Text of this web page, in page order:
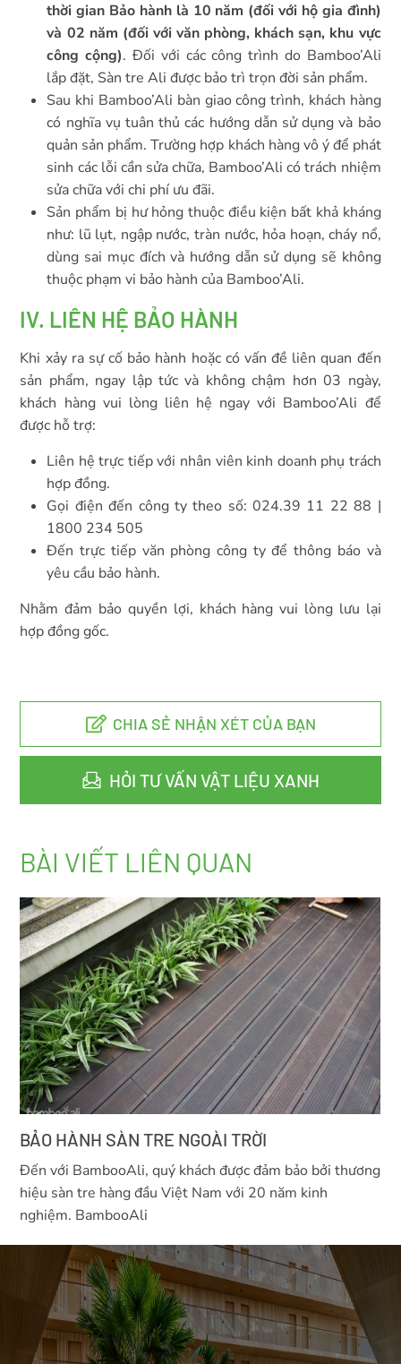
thời gian Bảo hành là 10 năm (đối với hộ gia đình)
và 02 năm (đối với văn phòng, khách sạn, khu vực
công cộng). Đối với các công trình do Bamboo’Ali
lắp đặt, Sàn tre Ali được bảo trì trọn đời sản phẩm.
Sau khi Bamboo’Ali bàn giao công trình, khách hàng
có nghĩa vụ tuân thủ các hướng dẫn sử dụng và bảo
quản sản phẩm. Trường hợp khách hàng vô ý để phát
sinh các lỗi cần sửa chữa, Bamboo’Ali có trách nhiệm
sửa chữa với chi phí ưu đãi.
Sản phẩm bị hư hỏng thuộc điều kiện bất khả kháng
như: lũ lụt, ngập nước, tràn nước, hỏa hoạn, cháy nổ,
dùng sai mục đích và hướng dẫn sử dụng sẽ không
thuộc phạm vi bảo hành của Bamboo’Ali.
IV. LIÊN HỆ BẢO HÀNH
Khi xảy ra sự cố bảo hành hoặc có vấn đề liên quan đến
sản phẩm, ngay lập tức và không chậm hơn 03 ngày,
khách hàng vui lòng liên hệ ngay với Bamboo’Ali để
được hỗ trợ:
Liên hệ trực tiếp với nhân viên kinh doanh phụ trách
hợp đồng.
Gọi điện đến công ty theo số: 024.39 11 22 88 |
1800 234 505
Đến trực tiếp văn phòng công ty để thông báo và
yêu cầu bảo hành.
Nhằm đảm bảo quyền lợi, khách hàng vui lòng lưu lại
hợp đồng gốc.
CHIA SẺ NHẬN XÉT CỦA BẠN
HỎI TƯ VẤN VẬT LIỆU XANH
BÀI VIẾT LIÊN QUAN
BẢO HÀNH SÀN TRE NGOÀI TRỜI
Đến với BambooAli, quý khách được đảm bảo bởi thương
hiệu sàn tre hàng đầu Việt Nam với 20 năm kinh
nghiệm. BambooAli